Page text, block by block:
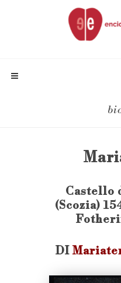
Castello
(Scozia)
DI